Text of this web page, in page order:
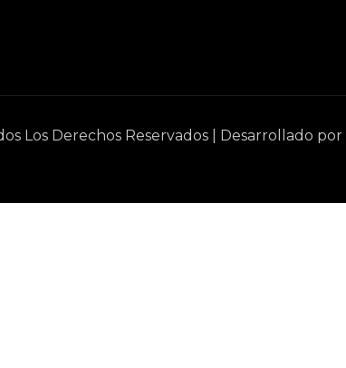
Los Derechos Reservados | Desarrollado por